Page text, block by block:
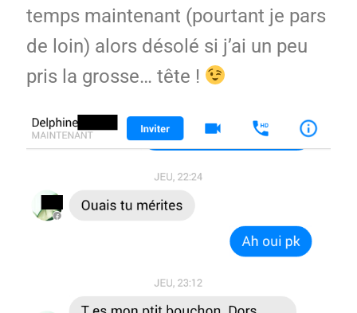
temps maintenant (pourtant je pars
de loin) alors désolé si j’ai un peu
pris la grosse… tête !